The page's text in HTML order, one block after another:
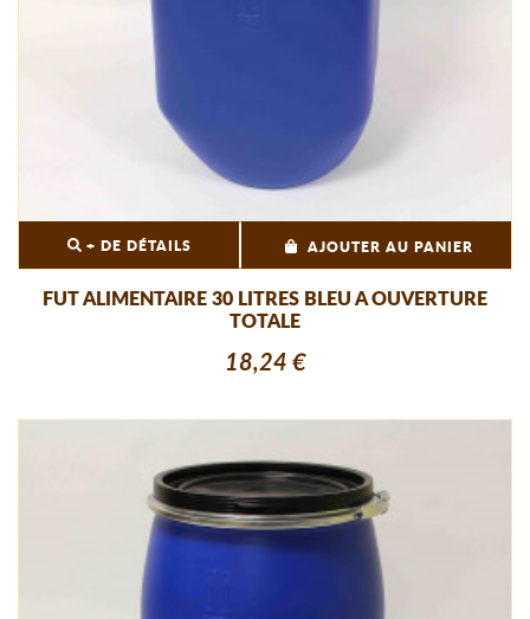
+ DE DÉTAILS AJOUTER AU PANIER
FUT ALIMENTAIRE 30 LITRES BLEU A OUVERTURE
TOTALE
18,24 €